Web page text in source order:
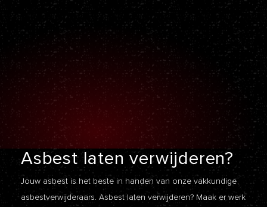
Asbest latenverwijderen?
Jouw asbest is het beste in handen van onze vakkundige
asbestverwijderaars. Asbest laten verwijderen? Maak er werk